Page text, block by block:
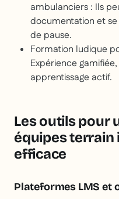
ambulanciers : Ils
documentation et
de pause.
Formation ludique
Expérience
apprentissage actif.
Les outils pour
équipes terrain
efficace
Plateformes LMS et